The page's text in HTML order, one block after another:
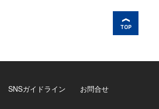
TOP
SNSガイドライン お問合せ